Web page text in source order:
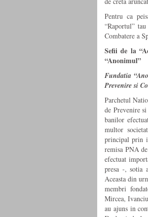
Pentru ca
“Raportul”
Combatere a
Sefii de la
“Anonimul”
Fundatia
Prevenire si
Parchetul
de Prevenire
banilor
multor
principal prin
remisa PNA
efectuat
presa -, sotia
Aceasta din
membri
Mircea,
au ajuns in